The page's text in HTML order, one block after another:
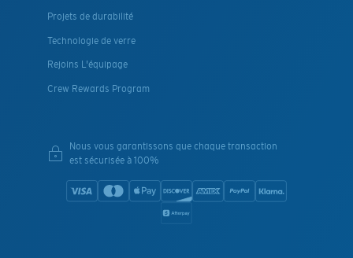
Projets de durabilité
Technologie de verre
Rejoins L'équipage
Crew Rewards Program
Nous vous garantissons que chaque transaction
est sécurisée à 100%